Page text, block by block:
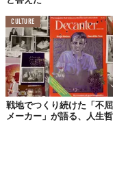
人生の意味とは、
とても簡単で、と
るが、誰しもその
げなければならな
のだ。
CULTURE
戦地でつくり続けた「不
メーカー」が語る、人生